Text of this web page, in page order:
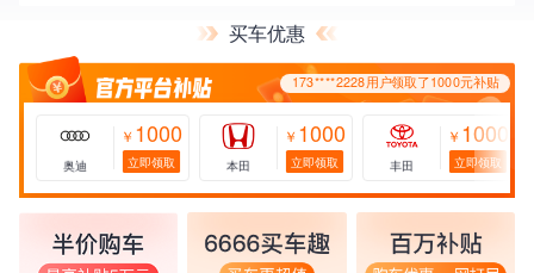
买车优惠
173****2228用户领取了1000元补贴
奥迪
￥ 1000
立即领取 本田
￥ 1000
立即领取 丰田
￥ 1000
立即领取